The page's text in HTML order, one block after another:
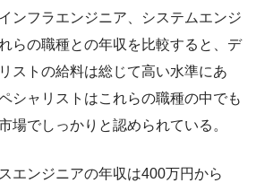
ンフラエンジニア、システムエンジ
らの職種との年収を比較すると、デ
ストの給料は総じて高い水準にあ
シャリストはこれらの職種の中でも
場でしっかりと認められている。
エンジニアの年収は400万円から